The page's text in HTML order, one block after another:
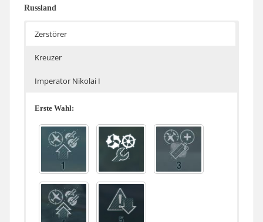
Russland
Zerstörer
Kreuzer
Imperator Nikolai I
Erste Wahl: